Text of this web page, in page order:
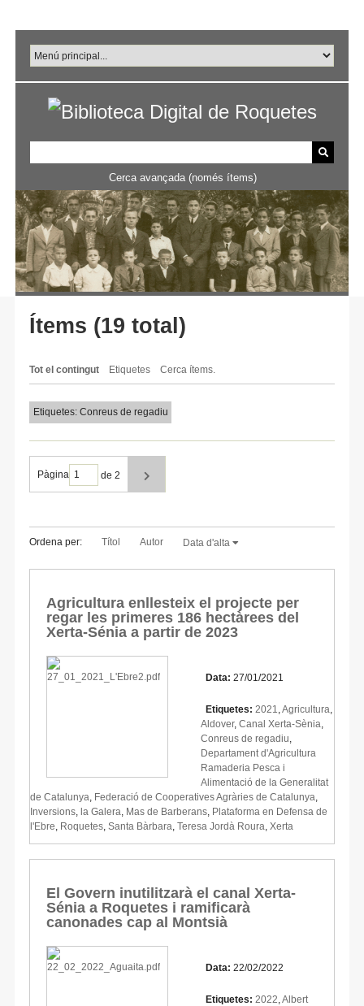
principal
Cerca avançada (només ítems)
Ítems (19 total)
Tot el contingut Etiquetes Cerca ítems.
Etiquetes: Conreus de regadiu
Pàgina de 2
Ordena per: Títol Autor Data d'alta
Agricultura enllesteix el projecte per
regar les primeres 186 hectàrees del
Xerta-Sénia a partir de 2023
Data: 27/01/2021
Etiquetes: 2021 Agricultura
Aldover, Canal Xerta-Sènia
Conreus de regadiu
Departament d'Agricultura
Ramaderia Pesca i
Alimentació de la Generalitat
de Catalunya Federació de Cooperatives Agràries de Catalunya
Inversions la Galera Mas de Barberans Plataforma en Defensa de
l'Ebre Roquetes Santa Bàrbara Teresa Jordà Roura Xerta
El Govern inutilitzarà el canal Xerta-
Sénia a Roquetes i ramificarà
canonades cap al Montsià
Data: 22/02/2022
Etiquetes: 2022 Albert